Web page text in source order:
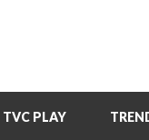
TVC PLAY